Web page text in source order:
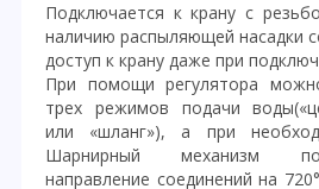
Подключается к крану с резьбой
наличию распыляющей насадки
доступ к крану даже при
При помощи регулятора
трех режимов подачи
или «шланг»), а при
Шарнирный механизм
направление соединений на